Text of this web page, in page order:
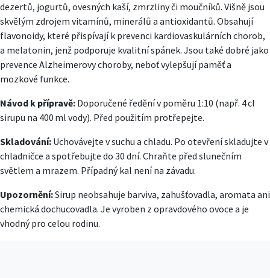
dezertů, jogurtů, ovesných kaší, zmrzliny či moučníků. Višně jsou
skvělým zdrojem vitamínů, minerálů a antioxidantů. Obsahují
flavonoidy, které přispívají k prevenci kardiovaskulárních chorob,
a melatonin, jenž podporuje kvalitní spánek. Jsou také dobré jako
prevence Alzheimerovy choroby, neboť vylepšují paměť a
mozkové funkce.
Návod k přípravě: Doporučené ředění v poměru 1:10 (např. 4 cl
sirupu na 400 ml vody). Před použitím protřepejte.
Skladování: Uchovávejte v suchu a chladu. Po otevření skladujte v
chladničce a spotřebujte do 30 dní. Chraňte před slunečním
světlem a mrazem. Případný kal není na závadu.
Upozornění:Sirup neobsahuje barviva, zahušťovadla, aromata ani
chemická dochucovadla. Je vyroben z opravdového ovoce a je
vhodný pro celou rodinu.